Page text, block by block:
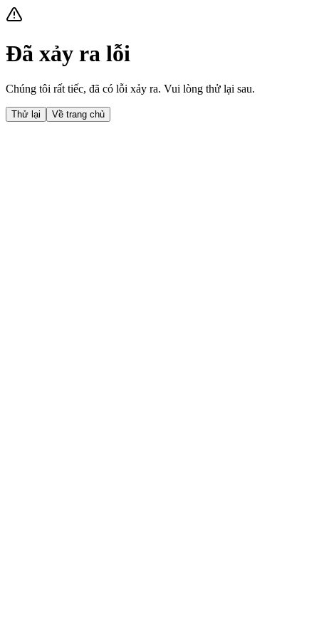
Đã xảy ra lỗi
Chúng tôi rất tiếc, đã có lỗi xảy ra. Vui lòng thử lại sau.
Thử lại Về trang chủ